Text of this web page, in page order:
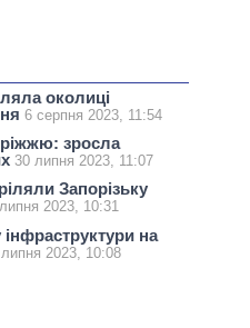
околиці
6 серпня 2023, 11:54
зросла
30 липня 2023, 11:07
Запорізьку
2023, 10:31
на
2023, 10:08